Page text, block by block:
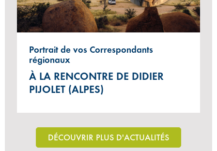
Portrait de vos Correspondants
régionaux
À LA RENCONTRE DE DIDIER
PIJOLET (ALPES)
DÉCOUVRIR PLUS D'ACTUALITÉS